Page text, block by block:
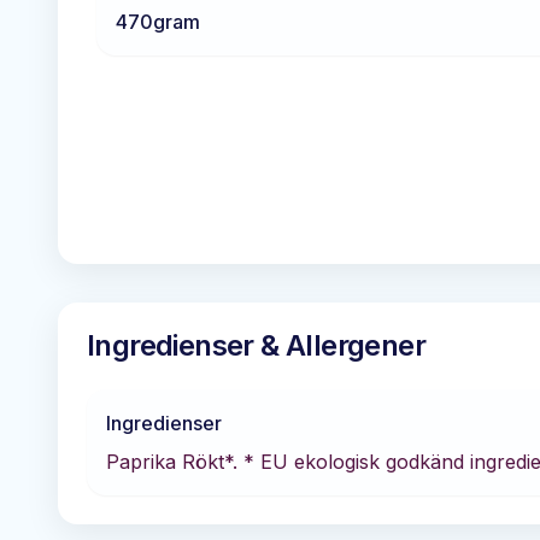
470gram
Ingredienser & Allergener
Ingredienser
Paprika Rökt*. * EU ekologisk godkänd